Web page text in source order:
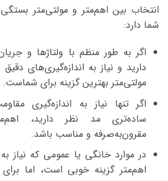
انتخاب بین اهم‌متر و مولتی‌متر
شما دارد:
اگر به طور منظم با ولتاژها و
دارید و نیاز به اندازه‌گیری‌های دقیق
مولتی‌متر بهترین گزینه برای شماست.
اگر تنها نیاز به اندازه‌گیری
ساده‌تری مد نظر دارید،
مقرون‌به‌صرفه و مناسب باشد.
در موارد خانگی یا عمومی که نیاز
اهم‌متر گزینه خوبی است، اما